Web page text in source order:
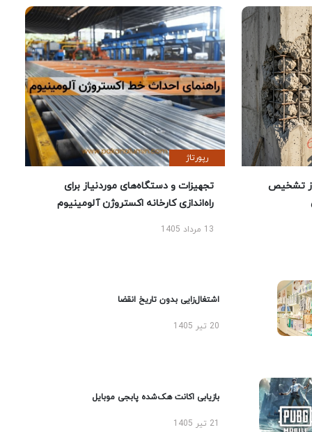
تشخیص
رپورتاژ
تجهیزات و دستگاه‌های موردنیاز برای
راه‌اندازی کارخانه اکستروژن آلومینیوم
13 مرداد 1405
اشتغال‌زایی بدون تاریخ انقضا
20 تیر 1405
بازیابی اکانت هک‌شده پابجی موبایل